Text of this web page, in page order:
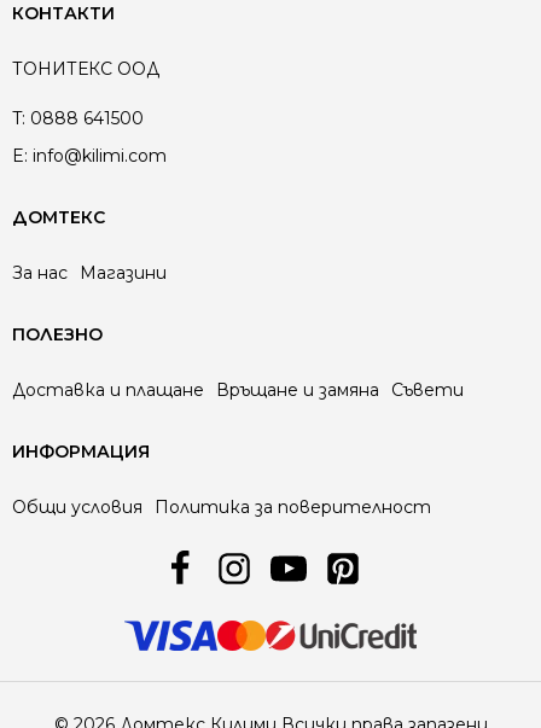
КОНТАКТИ
ТОНИТЕКС ООД
T: 0888 641500
E: info@kilimi.com
ДОМТЕКС
За нас Магазини
ПОЛЕЗНО
Доставка и плащане Връщане и замяна Съвети
ИНФОРМАЦИЯ
Общи условия Политика за поверителност